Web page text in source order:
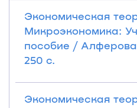
Экономическая
Микроэкономика:
пособие /
250 с.
Экономическая